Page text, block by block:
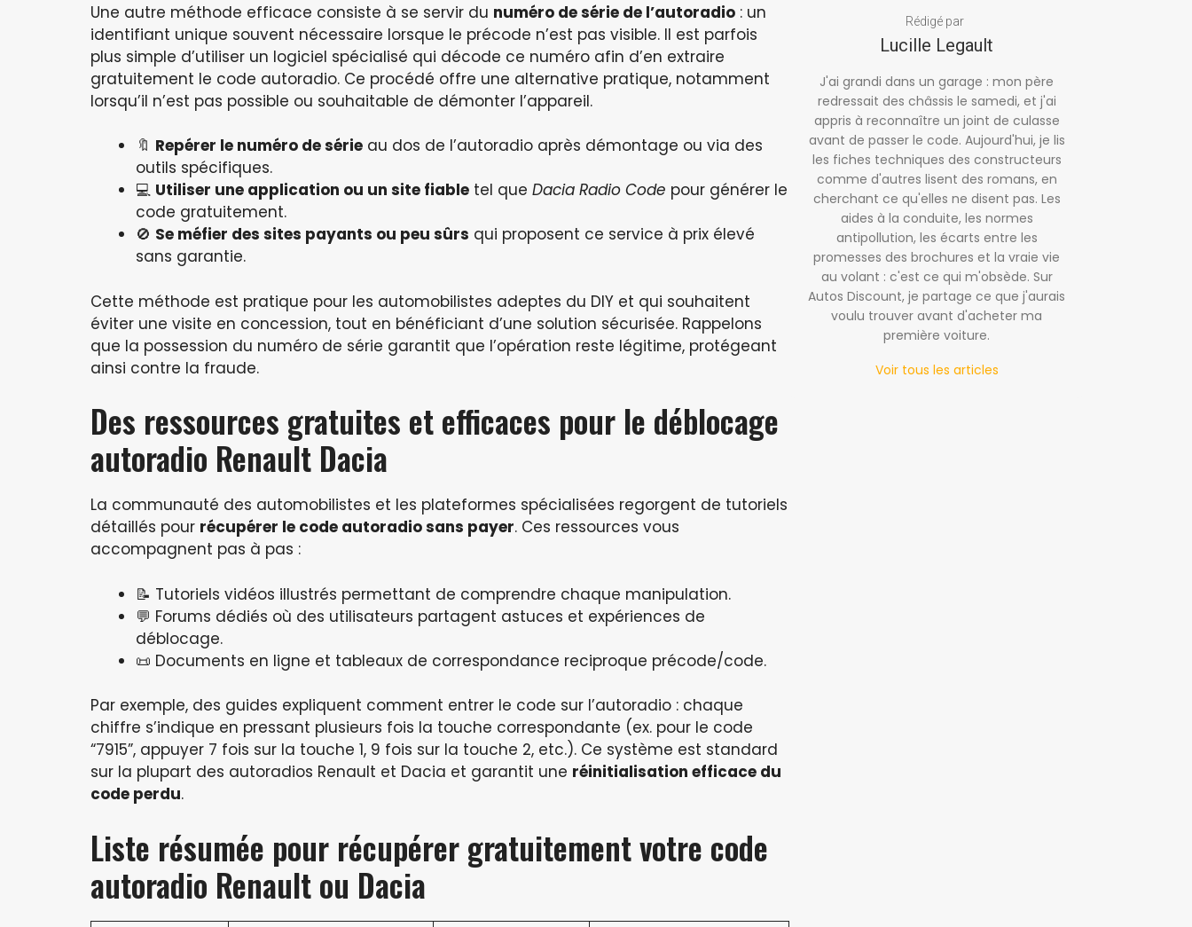
Une autre méthode efficace consiste à se servir du numéro de série de l’autoradio : un
identifiant unique souvent nécessaire lorsque le précode n’est pas visible. Il est parfois
plus simple d’utiliser un logiciel spécialisé qui décode ce numéro afin d’en extraire
gratuitement le code autoradio. Ce procédé offre une alternative pratique, notamment
lorsqu’il n’est pas possible ou souhaitable de démonter l’appareil.
🔖 Repérer le numéro de série au dos de l’autoradio après démontage ou via des
outils spécifiques.
💻 Utiliser une application ou un site fiable tel que Dacia Radio Code pour générer le
code gratuitement.
🚫 Se méfier des sites payants ou peu sûrs qui proposent ce service à prix élevé
sans garantie.
Cette méthode est pratique pour les automobilistes adeptes du DIY et qui souhaitent
éviter une visite en concession, tout en bénéficiant d’une solution sécurisée. Rappelons
que la possession du numéro de série garantit que l’opération reste légitime, protégeant
ainsi contre la fraude.
Des ressources gratuites et efficaces pour le déblocage
autoradio Renault Dacia
La communauté des automobilistes et les plateformes spécialisées regorgent de tutoriels
détaillés pour récupérer le code autoradio sans payer. Ces ressources vous
accompagnent pas à pas :
📝 Tutoriels vidéos illustrés permettant de comprendre chaque manipulation.
💬 Forums dédiés où des utilisateurs partagent astuces et expériences de
déblocage.
📜 Documents en ligne et tableaux de correspondance reciproque précode/code.
Par exemple, des guides expliquent comment entrer le code sur l’autoradio : chaque
chiffre s’indique en pressant plusieurs fois la touche correspondante (ex. pour le code
“7915”, appuyer 7 fois sur la touche 1, 9 fois sur la touche 2, etc.). Ce système est standard
sur la plupart des autoradios Renault et Dacia et garantit une réinitialisation efficace du
code perdu.
Liste résumée pour récupérer gratuitement votre code
autoradio Renault ou Dacia
Rédigé par
Lucille Legault
J'ai grandi dans un garage : mon père
redressait des châssis le samedi, et j'ai
appris à reconnaître un joint de culasse
avant de passer le code. Aujourd'hui, je lis
les fiches techniques des constructeurs
comme d'autres lisent des romans, en
cherchant ce qu'elles ne disent pas. Les
aides à la conduite, les normes
antipollution, les écarts entre les
promesses des brochures et la vraie vie
au volant : c'est ce qui m'obsède. Sur
Autos Discount, je partage ce que j'aurais
voulu trouver avant d'acheter ma
première voiture.
Voir tous les articles